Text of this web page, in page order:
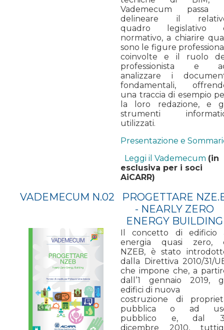
Vademecum passa
delineare il
quadro legislativo
normativo, a chiarire
sono le figure
coinvolte e il ruolo
professionista e
analizzare i
fondamentali,
una traccia di esempio
la loro redazione, e
strumenti
utilizzati.
Presentazione e
Leggi il Vademecum (in
esclusiva per i soci
AiCARR)
VADEMECUM N.02
PROGETTARE
- NEARLY ZERO
ENERGY BUILDING
Il concetto di edificio
energia quasi zero,
NZEB, è stato
dalla Direttiva 2010/31/
che impone che, a
dall’1 gennaio 2019,
edifici di nuova
costruzione di
pubblica o ad
pubblico e, dal
dicembre 2010,